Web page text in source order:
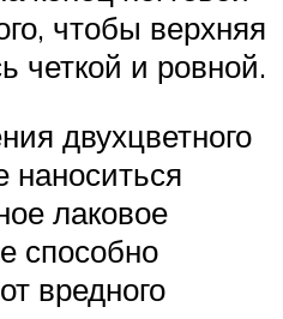
чтобы верхняя
четкой и ровной.
двухцветного
наноситься
лаковое
способно
вредного